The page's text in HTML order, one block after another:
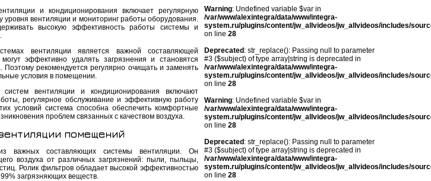
и кондиционирования включает регулярную
уровня вентиляции и мониторинг работы оборудования.
высокую эффективность работы системы и
вентиляции является важной составляющей
эффективно удалять загрязнения и становятся
Поэтому рекомендуется регулярно очищать и заменять
условия в помещении.
систем вентиляции и кондиционирования включают
регулярное обслуживание и эффективную работу
условий система способна обеспечить комфортные
проблем связанных с качеством воздуха.
помещений
важных составляющих системы вентиляции. Он
воздуха от различных загрязнений: пыли, пыльцы,
Ролик фильтров обладает высокой эффективностью
загрязняющих веществ.
Warning: Undefined variable $var in
/var/www/alexintegra/data/www/integra-
system.ru/plugins/content/jw_allvideos/jw_allvideos/includes/
on line 28
Deprecated : str_replace(): Passing null to parameter
#3 ($subject) of type array|string is deprecated in
/var/www/alexintegra/data/www/integra-
system.ru/plugins/content/jw_allvideos/jw_allvideos/includes/
on line 28
Warning: Undefined variable $var in
/var/www/alexintegra/data/www/integra-
system.ru/plugins/content/jw_allvideos/jw_allvideos/includes/
on line 28
Deprecated : str_replace(): Passing null to parameter
#3 ($subject) of type array|string is deprecated in
/var/www/alexintegra/data/www/integra-
system.ru/plugins/content/jw_allvideos/jw_allvideos/includes/
on line 28